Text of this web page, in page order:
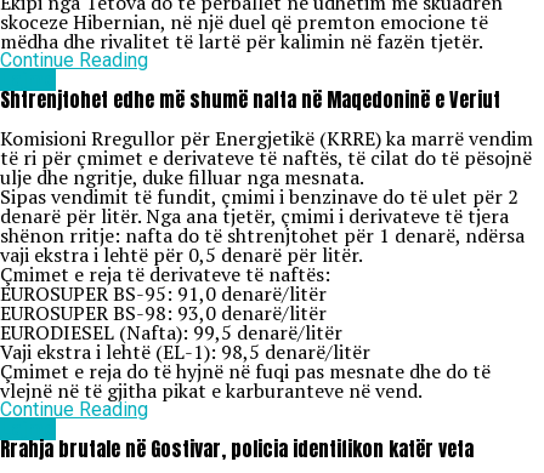
skoceze Hibernian, në një duel që premton emocione të
mëdha dhe rivalitet të lartë për kalimin në fazën tjetër.
Continue Reading
Shtrenjtohet edhe më shumë nafta në Maqedoninë e Veriut
Komisioni Rregullor për Energjetikë (KRRE) ka marrë vendim
të ri për çmimet e derivateve të naftës, të cilat do të pësojnë
ulje dhe ngritje, duke filluar nga mesnata.
Sipas vendimit të fundit, çmimi i benzinave do të ulet për 2
denarë për litër. Nga ana tjetër, çmimi i derivateve të tjera
shënon rritje: nafta do të shtrenjtohet për 1 denarë, ndërsa
vaji ekstra i lehtë për 0,5 denarë për litër.
Çmimet e reja të derivateve të naftës:
EUROSUPER BS-95: 91,0 denarë/litër
EUROSUPER BS-98: 93,0 denarë/litër
EURODIESEL (Nafta): 99,5 denarë/litër
Vaji ekstra i lehtë (EL-1): 98,5 denarë/litër
Çmimet e reja do të hyjnë në fuqi pas mesnate dhe do të
vlejnë në të gjitha pikat e karburanteve në vend.
Continue Reading
Rrahja brutale në Gostivar, policia identifikon katër veta